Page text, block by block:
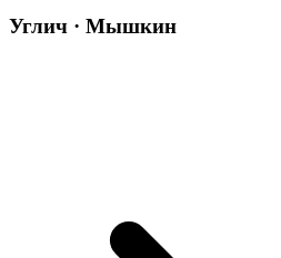
Углич · Мышкин